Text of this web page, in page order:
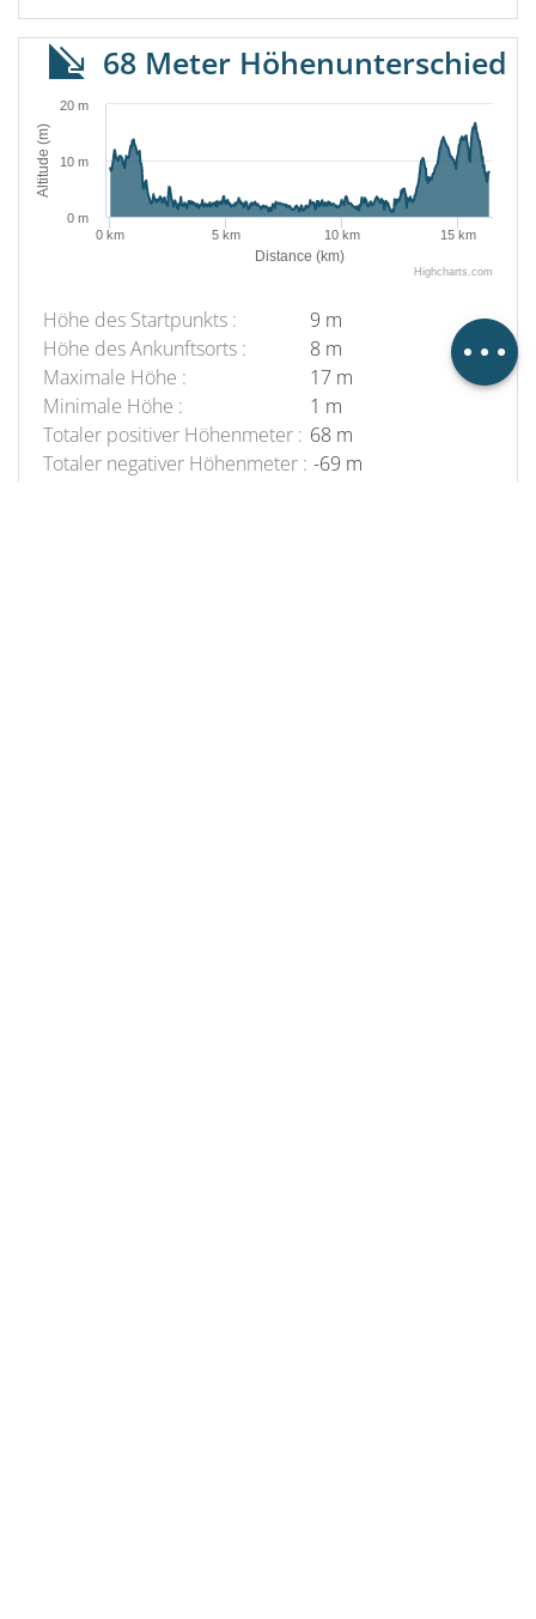
Beschreibung
Herunterladen
Kommentare
68 Meter Höhenunterschied
Distance (km)
Altitude (m)
0 km 5 km 10 km 15 km
0 m
10 m
20 m
Highcharts.com
Höhe des Startpunkts :
9 m
Höhe des Ankunftsorts :
8 m
Maximale Höhe :
17 m
Minimale Höhe :
1 m
Totaler positiver Höhenmeter : 68 m
Totaler negativer Höhenmeter : -69 m